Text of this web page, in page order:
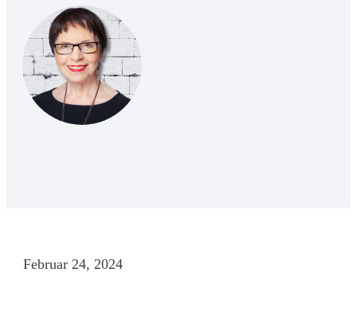
Februar 24, 2024